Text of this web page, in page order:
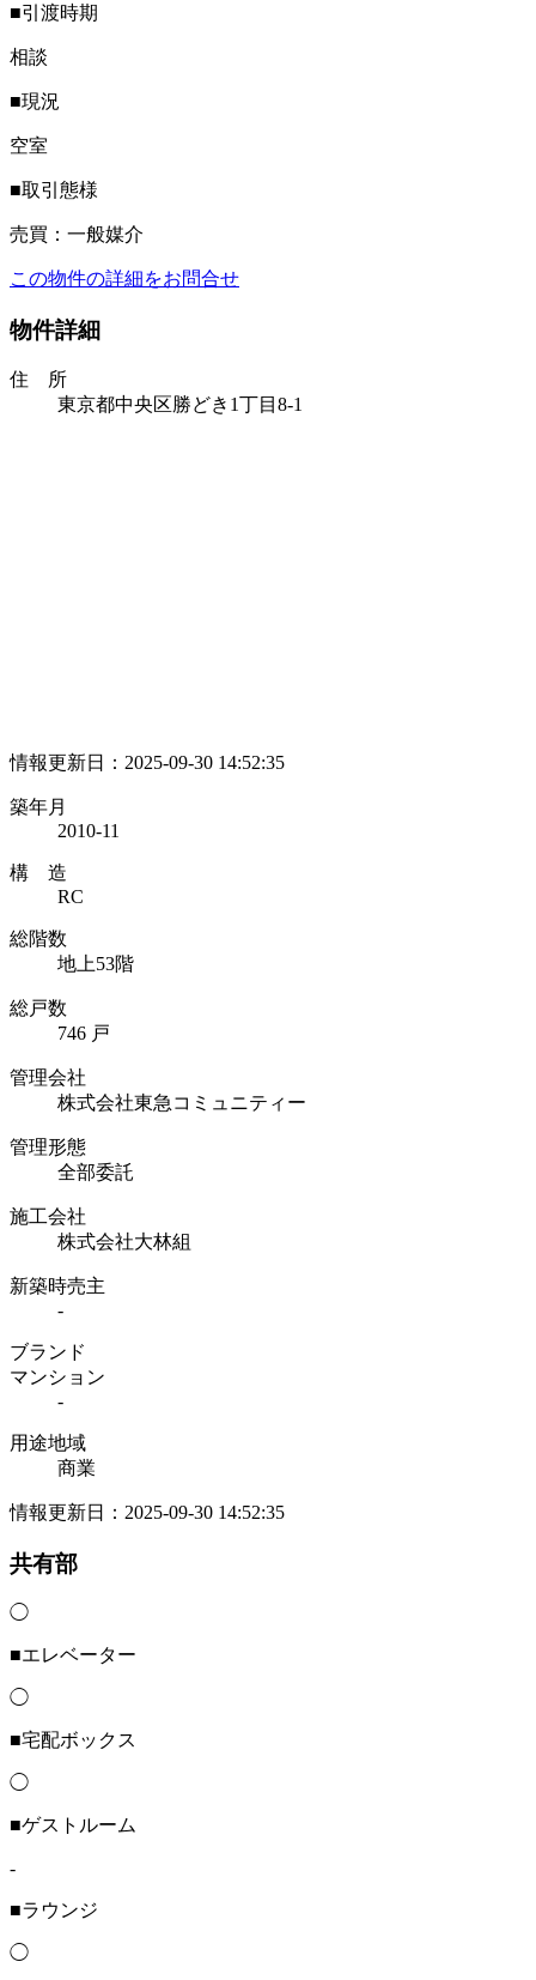
■引渡時期
相談
■現況
空室
■取引態様
売買：一般媒介
この物件の詳細をお問合せ
物件詳細
住 所
東京都中央区勝どき1丁目8-1
情報更新日：2025-09-30 14:52:35
築年月
2010-11
構 造
RC
総階数
地上53階
総戸数
746 戸
管理会社
株式会社東急コミュニティー
管理形態
全部委託
施工会社
株式会社大林組
新築時売主
-
ブランド
マンション
-
用途地域
商業
情報更新日：2025-09-30 14:52:35
共有部
◯
■エレベーター
◯
■宅配ボックス
◯
■ゲストルーム
-
■ラウンジ
◯